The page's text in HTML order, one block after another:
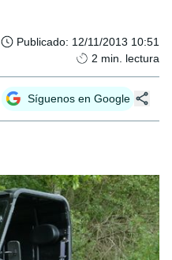
Publicado: 12/11/2013 10:51
2 min. lectura
Síguenos en Google